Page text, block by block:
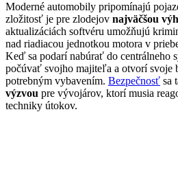
Moderné automobily pripomínajú
zložitosť je pre zlodejov najväčšou
aktualizáciách softvéru umožňujú
nad riadiacou jednotkou motora v
Keď sa podarí nabúrať do centrálneho
počúvať svojho majiteľa a otvorí svoje
potrebným vybavením. Bezpečnosť sa
výzvou pre vývojárov, ktorí musia
techniky útokov.